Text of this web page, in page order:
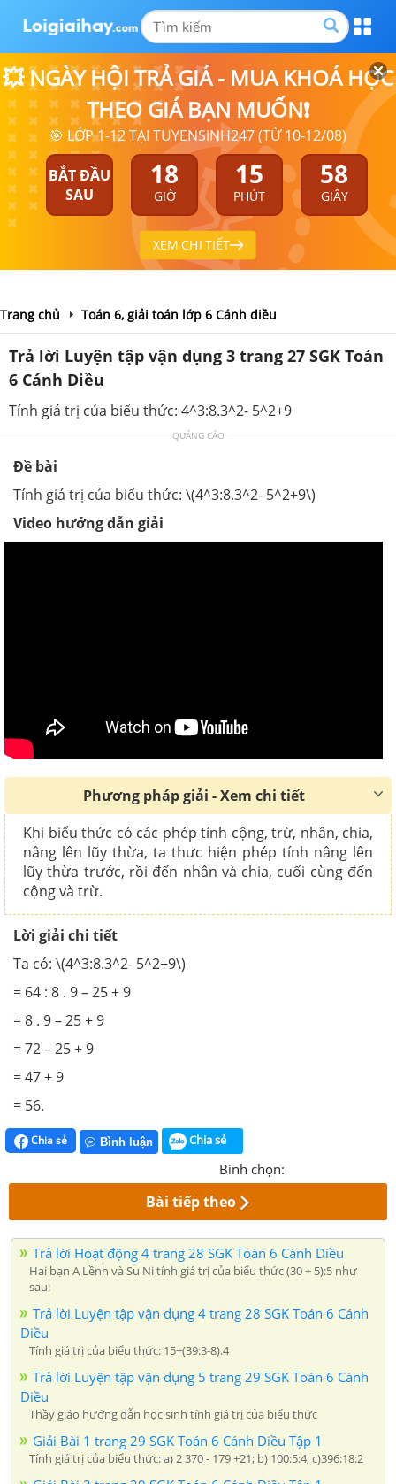
💥 NGÀY HỘI TRẢ GIÁ - MUA KHOÁ HỌC
THEO GIÁ BẠN MUỐN❗
🎯 LỚP 1-12 TẠI TUYENSINH247 (TỪ 10-12/08)
BẮT ĐẦU
SAU
18
GIỜ
15
PHÚT
58
GIÂY
XEM CHI TIẾT
Trang chủ Toán 6, giải toán lớp 6 Cánh diều
Trả lời Luyện tập vận dụng 3 trang 27 SGK Toán
6 Cánh Diều
Tính giá trị của biểu thức: 4^3:8.3^2- 5^2+9
QUẢNG CÁO
Đề bài
Tính giá trị của biểu thức: \(4^3:8.3^2- 5^2+9\)
Video hướng dẫn giải
Phương pháp giải - Xem chi tiết
Khi biểu thức có các phép tính cộng, trừ, nhân, chia,
nâng lên lũy thừa, ta thưc hiện phép tính nâng lên
lũy thừa trước, rồi đến nhân và chia, cuối cùng đến
cộng và trừ.
Lời giải chi tiết
Ta có: \(4^3:8.3^2- 5^2+9\)
= 64 : 8 . 9 – 25 + 9
= 8 . 9 – 25 + 9
= 72 – 25 + 9
= 47 + 9
= 56.
Chia sẻ Bình luận Chia sẻ
Bình chọn:
Bài tiếp theo
Trả lời Hoạt động 4 trang 28 SGK Toán 6 Cánh Diều
Hai bạn A Lềnh và Su Ni tính giá trị của biểu thức (30 + 5):5 như
sau:
Trả lời Luyện tập vận dụng 4 trang 28 SGK Toán 6 Cánh
Diều
Tính giá trị của biểu thức: 15+(39:3-8).4
Trả lời Luyện tập vận dụng 5 trang 29 SGK Toán 6 Cánh
Diều
Thầy giáo hướng dẫn học sinh tính giá trị của biểu thức
Giải Bài 1 trang 29 SGK Toán 6 Cánh Diều Tập 1
Tính giá trị của biểu thức: a) 2 370 - 179 +21; b) 100:5:4; c)396:18:2